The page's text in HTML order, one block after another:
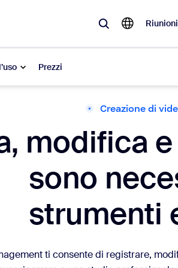
Prezzi
Riunioni
del momento, le tendenze e le soluzioni che
Center
Creazione di
modifica
sono
strumenti
ti consente di registrare,